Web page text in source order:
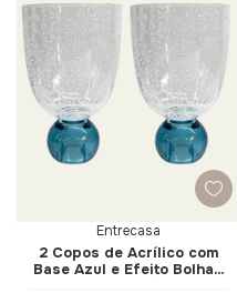
Entrecasa
2 Copos de Acrílico com
Base Azul e Efeito Bolhas